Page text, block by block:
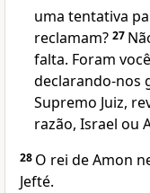
uma tentativa
reclamam? 27
falta. Foram
declarando-nos
Supremo Juiz,
razão, Israel ou
28 O rei de Amon
Jefté.